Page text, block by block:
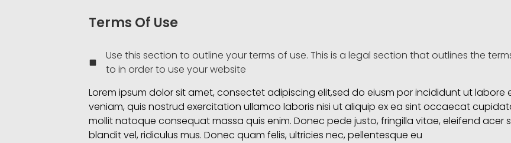
Terms Of Use
Use this section to outline your terms of use. This is a legal section that outlines the
to in order to use your website
Lorem ipsum dolor sit amet, consectet adipiscing elit,sed do eiusm por incididunt ut
veniam, quis nostrud exercitation ullamco laboris nisi ut aliquip ex ea sint occaecat
mollit natoque consequat massa quis enim. Donec pede justo, fringilla vitae, eleifend acer
blandit vel, ridiculus mus. Donec quam felis, ultricies nec, pellentesque eu